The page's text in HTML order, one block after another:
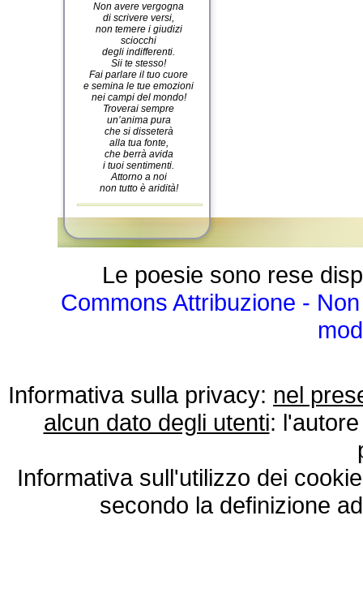
Non avere vergogna
di scrivere versi,
non temere i giudizi
sciocchi
degli indifferenti.
Sii te stesso!
Fai parlare il tuo cuore
e semina le tue emozioni
nei campi del mondo!
Troverai sempre
un’anima pura
che si disseterà
alla tua fonte,
che berrà avida
i tuoi sentimenti.
Attorno a noi
non tutto è aridità!
Le poesie sono rese
Commons Attribuzione -
Informativa sulla privacy: nel
alcun dato degli utenti:
Informativa sull'utilizzo dei
secondo la definizione